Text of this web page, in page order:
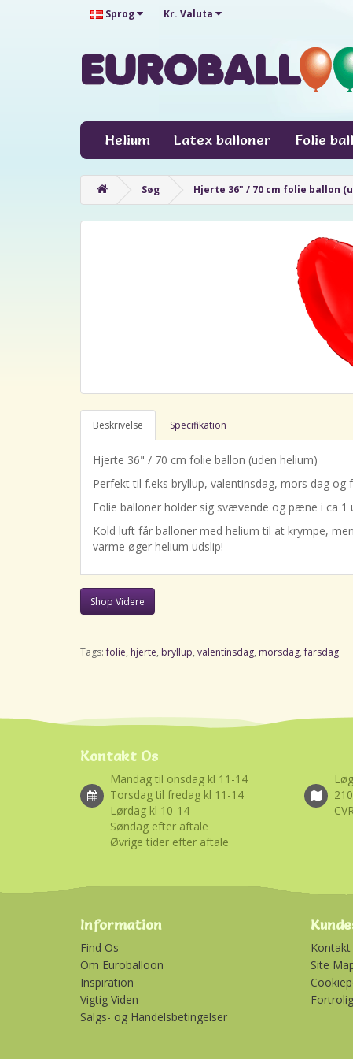
Sprog Kr. Valuta
Helium Latex balloner Folie
Søg Hjerte 36" / 70 cm folie ballon
Beskrivelse Specifikation
Hjerte 36" / 70 cm folie ballon (uden helium)
Perfekt til f.eks bryllup, valentinsdag, mors dag og
Folie balloner holder sig svævende og pæne i ca 1
Kold luft får balloner med helium til at krympe,
varme øger helium udslip!
Shop Videre
Tags:folie, hjerte, bryllup, valentinsdag, morsdag,farsdag
Kontakt Os
Mandag til onsdag kl 11-14
Torsdag til fredag kl 11-14
Lørdag kl 10-14
Søndag efter aftale
Øvrige tider efter aftale
Information
Find Os
Om Euroballoon
Inspiration
Vigtig Viden
Salgs- og Handelsbetingelser
Kontakt
Site